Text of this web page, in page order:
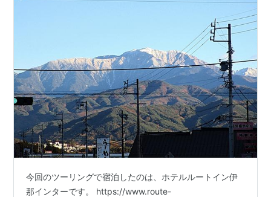
今回のツーリングで宿泊したのは、ホテルルートイン伊
那インターです。 https://www.route-